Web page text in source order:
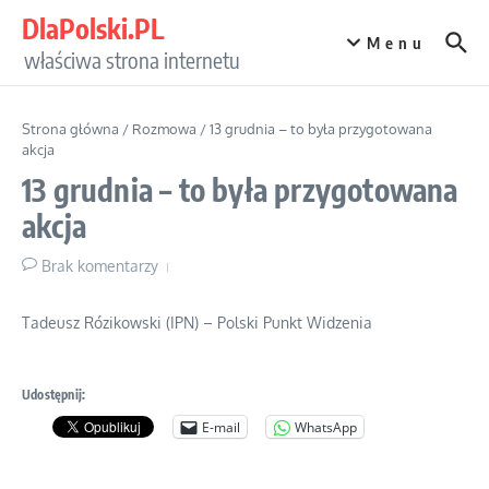
DlaPolski.PL
właściwa strona internetu
Menu
Strona główna / Rozmowa /13 grudnia – to była przygotowana
akcja
13 grudnia – to była przygotowana
akcja
Brak komentarzy
Tadeusz Rózikowski (IPN) – Polski Punkt Widzenia
Udostępnij:
E-mail WhatsApp